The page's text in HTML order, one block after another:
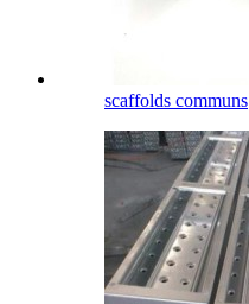
scaffolds communs